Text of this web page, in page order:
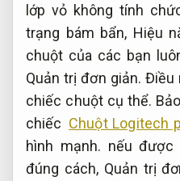
lớp vỏ không tính
trạng bám bẩn, Hiệu
chuột của các bạn
Quản trị đơn giản. Điều
chiếc chuột cụ thể.
chiếc Chuột Logitech
hình mạnh. nếu được
đúng cách, Quản trị